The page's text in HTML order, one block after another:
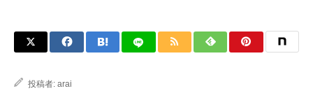
投稿者: arai